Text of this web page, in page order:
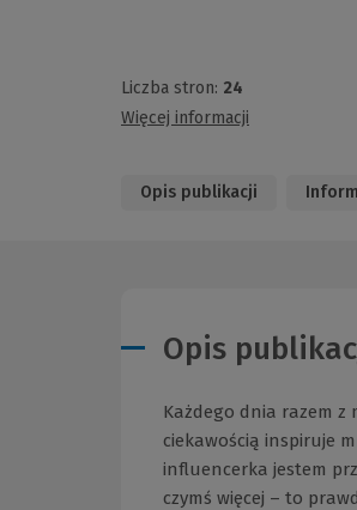
Liczba stron: 24
Więcej informacji
Opis publikacji
Opis
Każdego dnia razem z
ciekawością inspiruje
influencerka jestem
czymś więcej – to